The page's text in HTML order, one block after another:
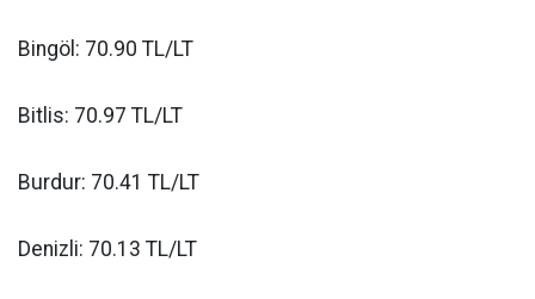
Bingöl: 70.90 TL/LT
Bitlis: 70.97 TL/LT
Burdur: 70.41 TL/LT
Denizli: 70.13 TL/LT